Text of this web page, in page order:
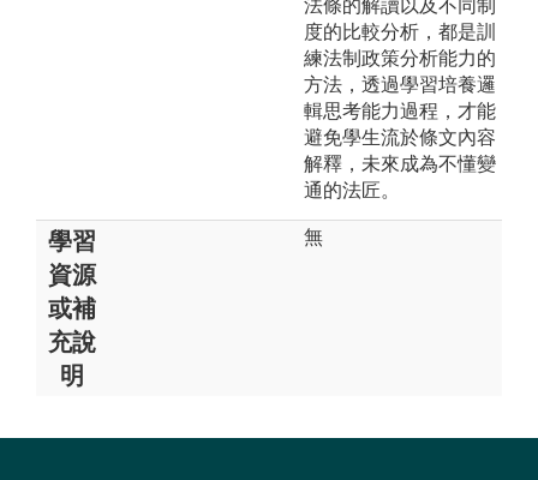
法條的解讀以及不同制
度的比較分析，都是訓
練法制政策分析能力的
方法，透過學習培養邏
輯思考能力過程，才能
避免學生流於條文內容
解釋，未來成為不懂變
通的法匠。
學習
資源
或補
充說
明
無